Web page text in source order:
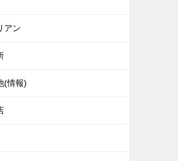
アン
(情報)